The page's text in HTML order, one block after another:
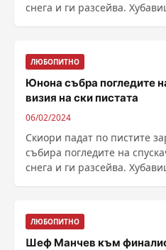
снега и ги
ЛЮБОПИТНО
Юнона събра погледите
визия на ски пистата
06/02/2024
Скиори падат по пистите
събира погледите на
снега и ги
ЛЮБОПИТНО
Шеф Манчев към